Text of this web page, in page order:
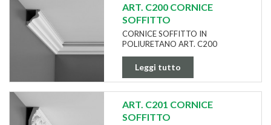
ART. C200 CORNICE
SOFFITTO
CORNICE SOFFITTO IN
POLIURETANO ART. C200
Leggi tutto
ART. C201 CORNICE
SOFFITTO